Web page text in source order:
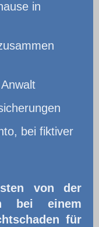
in
bei fiktiver
von der
bei einem
für